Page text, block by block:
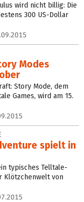
wird nicht billig: Die
300 US-Dollar
Modes
Story Mode, dem
Games, wird am 15.
spielt in
typisches Telltale-
Klötzchenwelt von